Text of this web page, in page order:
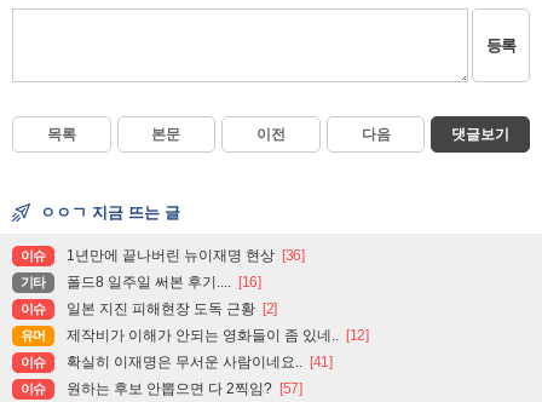
등록
목록 본문 이전 다음 댓글보기
ㅇㅇㄱ 지금 뜨는 글
이슈 1년만에 끝나버린 뉴이재명 현상 [36]
기타 폴드8 일주일 써본 후기.... [16]
이슈 일본 지진 피해현장 도독 근황 [2]
유머 제작비가 이해가 안되는 영화들이 좀 있네.. [12]
이슈 확실히 이재명은 무서운 사람이네요.. [41]
이슈 원하는 후보 안뽑으면 다 2찍임? [57]